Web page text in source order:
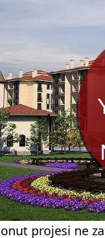
projesi ne